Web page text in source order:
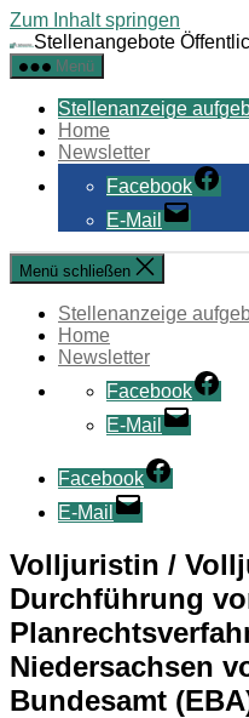
Zum Inhalt springen
Stellenangebote
Menü
Stellenanzeige
Home
Newsletter
Facebook
E-Mail
Menü schließen
Stellenanzeige
Home
Newsletter
Facebook
E-Mail
Facebook
E-Mail
Volljuristin /
Durchführung
Niedersachsen
Bundesamt